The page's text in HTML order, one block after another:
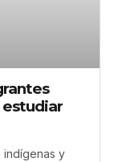
estudiar
indígenas y